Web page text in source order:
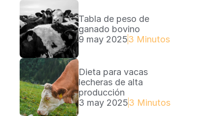
Tabla de peso de
ganado bovino
9 may 20253 Minutos Lectura
Dieta para vacas
lecheras de alta
producción
3 may 20253 Minutos Lectura